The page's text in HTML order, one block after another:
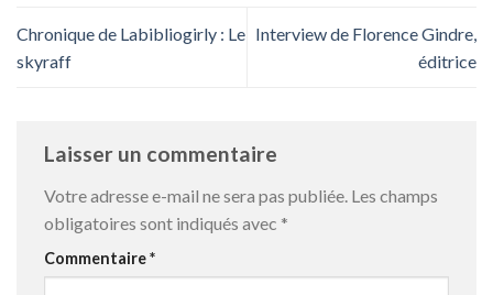
Chronique de Labibliogirly : Le
skyraff
Interview de Florence Gindre,
éditrice
Laisser un commentaire
Votre adresse e-mail ne sera pas publiée. Les champs
obligatoires sont indiqués avec *
Commentaire*